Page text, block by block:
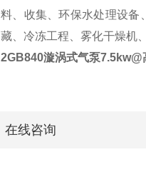
料、收集、环保水处理设备
藏、冷冻工程、雾化干燥机
2GB840漩涡式气泵7.5kw@
在线咨询